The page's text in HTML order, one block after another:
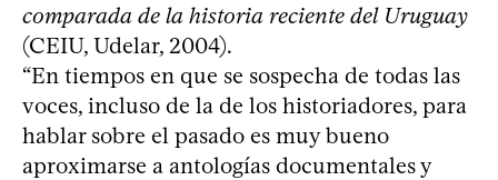
comparada de la historia reciente del Uruguay
(CEIU, Udelar, 2004).
“En tiempos en que se sospecha de todas las
voces, incluso de la de los historiadores, para
hablar sobre el pasado es muy bueno
aproximarse a antologías documentales y